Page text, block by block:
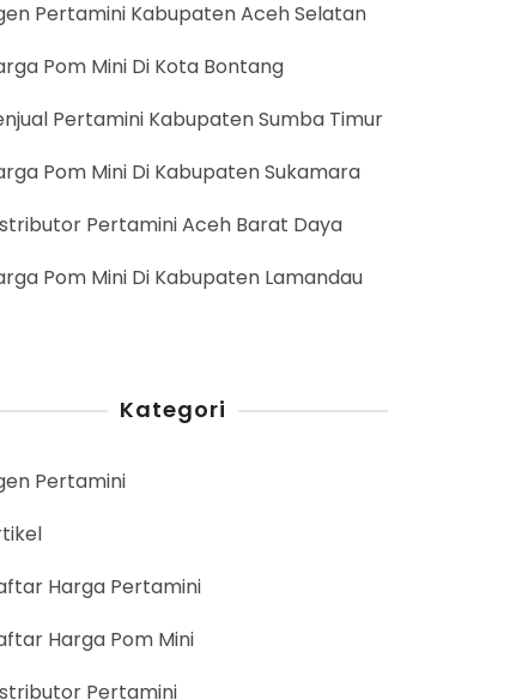
Pertamini Kabupaten Aceh Selatan
Pom Mini Di Kota Bontang
Pertamini Kabupaten Sumba Timur
Pom Mini Di Kabupaten Sukamara
Pertamini Aceh Barat Daya
Pom Mini Di Kabupaten Lamandau
Kategori
Pertamini
Harga Pertamini
Harga Pom Mini
Pertamini